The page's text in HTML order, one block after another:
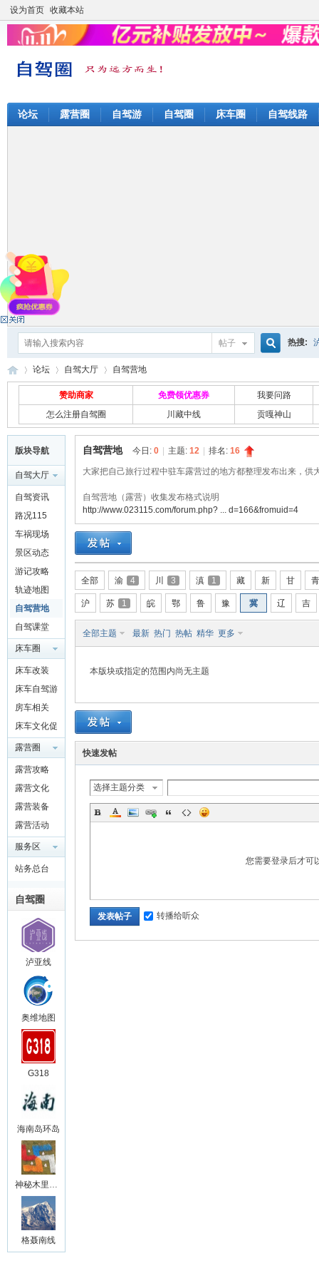
设为首页 收藏本站
论坛 露营圈 自驾游 自驾圈 床车圈 自驾线路
帖子
索
热搜:
自
驾
»
论坛
›
自驾大厅
›
自驾营地
赞助商家 免费领优惠券
我要问路
怎么注册自驾圈
川藏中线 贡嘎神山
版块导航
自驾大厅
自驾资讯
路况115
车祸现场
景区动态
游记攻略
轨迹地图
自驾营地
自驾课堂
床车圈
QQ群
4697975
91
床车改装
床车自驾游
房车相关
床车文化促
进交流
露营圈
露营攻略
露营文化
露营装备
露营活动
服务区
站务总台
自驾圈
泸亚线
奥维地图
G318
海南岛环岛
神秘木里王国
格聂南线
自驾营地 今日: 0 主题: 12 排名: 16
大家把自己旅行过程中驻车露营过的地方都整理发布出来，供
自驾营地（露营）收集发布格式说明
http://www.023115.com/forum.php? ... d=166&fromuid=4
全部 渝 4 川 3 滇 1 藏 新 甘 青
沪 苏 1 皖 鄂 鲁 豫 冀 辽 吉
全部主题 最新 热门 热帖 精华 更多
本版块或指定的范围内尚无主题
快速发帖
选择主题分类
您需要登录后才可
发表帖子 转播给听众